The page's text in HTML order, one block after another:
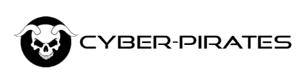
Zum Hauptinhalt springen